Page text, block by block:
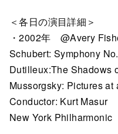
＜各日の演目詳細＞
・2002年 @Avery
Schubert: Symphony
Dutilleux:The Shadows
Mussorgsky: Pictures at
Conductor: Kurt Masur
New York Philharmonic